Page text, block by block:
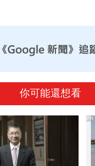
你可能還想看
PR